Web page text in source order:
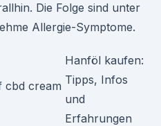
Die Folge sind unter
Allergie-Symptome.
Hanföl kaufen:
Tipps, Infos
und
Erfahrungen